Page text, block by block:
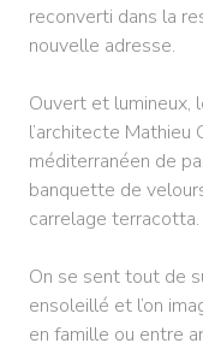
reconverti dans la
nouvelle adresse.
Ouvert et lumineux,
l’architecte Mathieu
méditerranéen de
banquette de
carrelage terracotta.
On se sent tout de
ensoleillé et l’on
en famille ou entre